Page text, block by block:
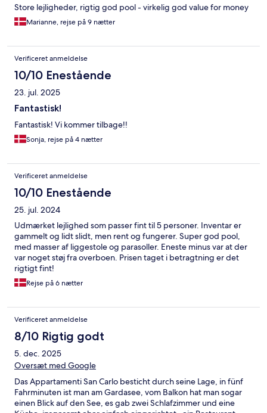
Store lejligheder, rigtig god pool - virkelig god value for money
Marianne, rejse på 9 nætter
Verificeret anmeldelse
10/10 Enestående
23. jul. 2025
Fantastisk!
Fantastisk! Vi kommer tilbage!!
Sonja, rejse på 4 nætter
Verificeret anmeldelse
10/10 Enestående
25. jul. 2024
Udmærket lejlighed som passer fint til 5 personer. Inventar er
gammelt og lidt slidt, men rent og fungerer. Super god pool,
med masser af liggestole og parasoller. Eneste minus var at der
var noget støj fra overboen. Prisen taget i betragtning er det
rigtigt fint!
Rejse på 6 nætter
Verificeret anmeldelse
8/10 Rigtig godt
5. dec. 2025
Oversæt med Google
Das Appartamenti San Carlo besticht durch seine Lage, in fünf
Fahrminuten ist man am Gardasee, vom Balkon hat man sogar
einen Blick auf den See, es gab zwei Schlafzimmer und eine